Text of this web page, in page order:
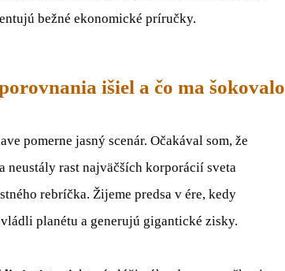
bežné ekonomické príručky.
išiel a čo ma šokovalo
pomerne jasný scenár. Očakával som, že
rast najväčších korporácií sveta
rebríčka. Žijeme predsa v ére, kedy
planétu a generujú gigantické zisky.